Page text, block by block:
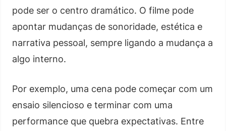
pode ser o centro dramático. O filme pode
apontar mudanças de sonoridade, estética e
narrativa pessoal, sempre ligando a mudança a
algo interno.
Por exemplo, uma cena pode começar com um
ensaio silencioso e terminar com uma
performance que quebra expectativas. Entre